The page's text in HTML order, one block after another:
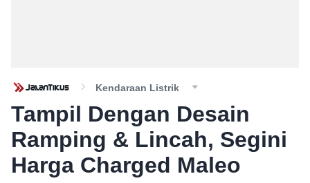
Kendaraan Listrik
Tampil Dengan Desain
Ramping & Lincah, Segini
Harga Charged Maleo